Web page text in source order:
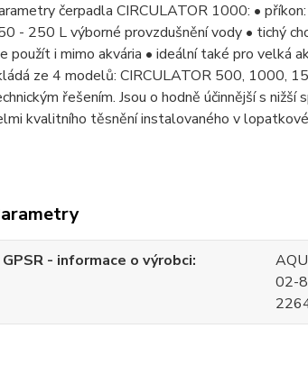
čerpadla CIRCULATOR 1000: •
- 250 L výborné provzdušnění vody • tichý
použít i mimo akvária • ideální také pro velká
ze 4 modelů: CIRCULATOR 500, 1000,
řešením. Jsou o hodně účinnější s
kvalitního těsnění instalovaného v
GPSR - informace o výrobci
02-